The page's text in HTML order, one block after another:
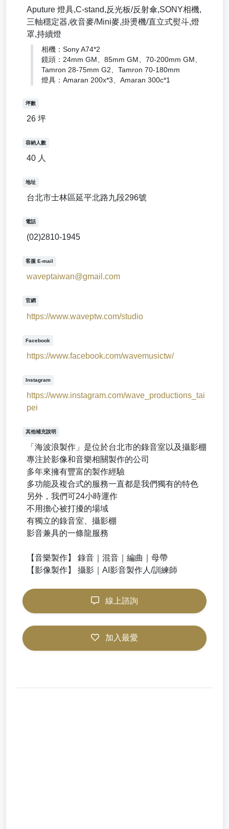
Aputure 燈具,C-stand,反光板/反射傘,SONY相機,
三軸穩定器,收音麥/Mini麥,掛燙機/直立式熨斗,燈
罩,持續燈
相機：Sony A74*2
鏡頭：24mm GM、85mm GM、70-200mm GM、
Tamron 28-75mm G2、Tamron 70-180mm
燈具：Amaran 200x*3、Amaran 300c*1
坪數
26 坪
容納人數
40 人
地址
台北市士林區延平北路九段296號
電話
(02)2810-1945
客服 E-mail
waveptaiwan@gmail.com
官網
https://www.waveptw.com/studio
Facebook
https://www.facebook.com/wavemusictw/
Instagram
https://www.instagram.com/wave_productions_tai
pei
其他補充說明
「海波浪製作」是位於台北市的錄音室以及攝影棚
專注於影像和音樂相關製作的公司
多年來擁有豐富的製作經驗
多功能及複合式的服務一直都是我們獨有的特色
另外，我們可24小時運作
不用擔心被打擾的場域
有獨立的錄音室、攝影棚
影音兼具的一條龍服務
【音樂製作】 錄音｜混音｜編曲｜母帶
【影像製作】 攝影｜AI影音製作人/訓練師
線上諮詢
加入最愛